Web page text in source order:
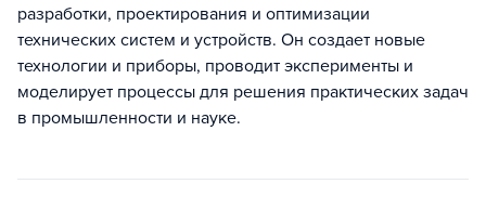
разработки, проектирования и оптимизации
технических систем и устройств. Он создает новые
технологии и приборы, проводит эксперименты и
моделирует процессы для решения практических задач
в промышленности и науке.